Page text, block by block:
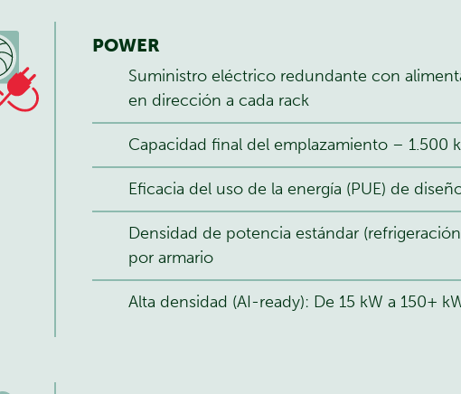
POWER
Suministro eléctrico redundante con
en dirección a cada rack
Capacidad final del emplazamiento – 1.500
Eficacia del uso de la energía (PUE) de
Densidad de potencia estándar
por armario
Alta densidad (AI-ready): De 15 kW a 150+